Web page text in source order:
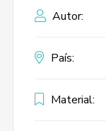
Autor:
País:
Material: